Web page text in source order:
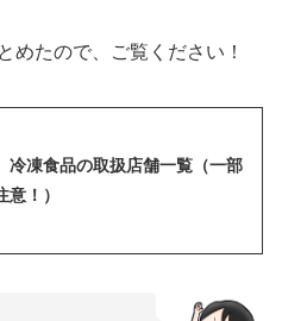
めたので、ご覧ください！
冷凍食品の取扱店舗一覧（一部
！）